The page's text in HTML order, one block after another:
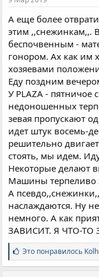
А еще более
этим ,,снежинкам,,.
беспочвенным -
гонором. Ах как им
хозяевами
Еду поздним
У PLAZA -
недоношенных
зевая пропускают
идет штук восемь-
решительно
стоять, мы идем.
Некоторые делают
Машины терпеливо
А
наслаждаются. Ну
немного. А как
ЗАВИСИТ. Я ЧТО-ТО
С
и
м
Это понравилось